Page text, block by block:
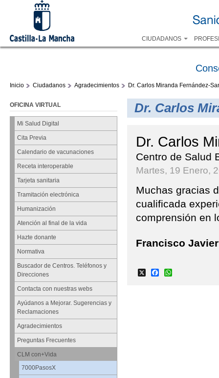
CIUDADANOS
Inicio Ciudadanos Agradecimientos Dr. Carlos Miranda Fernández-
OFICINA VIRTUAL
Mi Salud Digital
Cita Previa
Calendario de vacunaciones
Receta interoperable
Tarjeta sanitaria
Tramitación electrónica
Humanización
Atención al final de la vida
Hazte donante
Normativa
Buscador de Centros. Teléfonos y
Direcciones
Contacta con nuestras webs
Ayúdanos a Mejorar. Sugerencias y
Reclamaciones
Agradecimientos
Preguntas Frecuentes
CLM con+Vida
7000PasosX
Dr. Carlos
Dr. Carlos
Centro de Salud
Martes, 19 Enero,
Muchas gracias
cualificada
comprensión en
Francisco
Facebook